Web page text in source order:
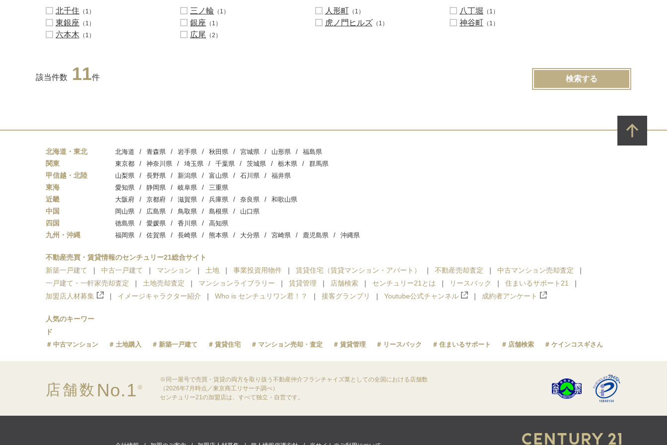
北千住 （1） 三ノ輪 （1） 人形町 （1） 八丁堀 （1）
東銀座 （1） 銀座 （1） 虎ノ門ヒルズ （1） 神谷町 （1）
六本木 （1） 広尾 （2）
該当件数 11件 検索する
北海道・東北 北海道 青森県 岩手県 秋田県 宮城県 山形県 福島県
関東 東京都 神奈川県 埼玉県 千葉県 茨城県 栃木県 群馬県
甲信越・北陸 山梨県 長野県 新潟県 富山県 石川県 福井県
東海 愛知県 静岡県 岐阜県 三重県
近畿 大阪府 京都府 滋賀県 兵庫県 奈良県 和歌山県
中国 岡山県 広島県 鳥取県 島根県 山口県
四国 徳島県 愛媛県 香川県 高知県
九州・沖縄 福岡県 佐賀県 長崎県 熊本県 大分県 宮崎県 鹿児島県 沖縄県
不動産売買・賃貸情報のセンチュリー21総合サイト
新築一戸建て
中古一戸建て マンション 土地 事業投資用物件 賃貸住宅（賃貸マンション・アパート） 不動産売却査定
中古マンション売却査定
一戸建て・一軒家売却査定
土地売却査定 マンションライブラリー 賃貸管理 店舗検索 センチュリー21とは リースバック
住まいるサポート21
加盟店人材募集
イメージキャラクター紹介 Who is センチュリワン君！？ 接客グランプリ Youtube公式チャンネル 成約者アンケート
人気のキーワー
ド
中古マンション 土地購入 新築一戸建て 賃貸住宅 マンション売却・査定 賃貸管理 リースバック 住まいるサポート 店舗検索 ケインコスギさん
店舗数 No.1 ※
※同一屋号で売買・賃貸の両方を取り扱う不動産仲介フランチャイズ業としての全国における店舗数
（2026年7月時点／東京商工リサーチ調べ）
センチュリー21の加盟店は、すべて独立・自営です。